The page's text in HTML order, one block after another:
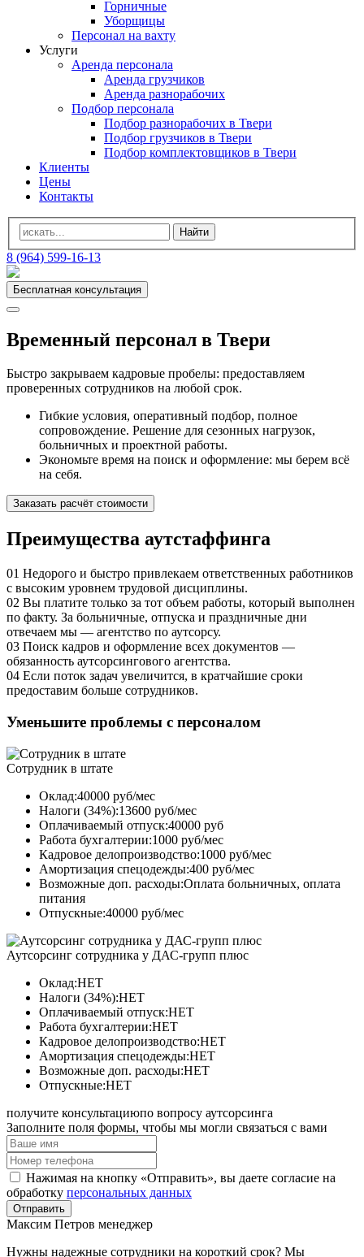
Горничные
Уборщицы
Персонал на вахту
Услуги
Аренда персонала
Аренда грузчиков
Аренда разнорабочих
Подбор персонала
Подбор разнорабочих в Твери
Подбор грузчиков в Твери
Подбор комплектовщиков в Твери
Клиенты
Цены
Контакты
8 (964) 599-16-13
Бесплатная консультация
Временный персонал в Твери
Быстро закрываем кадровые пробелы: предоставляем
проверенных сотрудников на любой срок.
Гибкие условия, оперативный подбор, полное
сопровождение. Решение для сезонных нагрузок,
больничных и проектной работы.
Экономьте время на поиск и оформление: мы берем всё
на себя.
Заказать расчёт стоимости
Преимущества аутстаффинга
01 Недорого и быстро привлекаем ответственных работников
с высоким уровнем трудовой дисциплины.
02 Вы платите только за тот объем работы, который выполнен
по факту. За больничные, отпуска и праздничные дни
отвечаем мы — агентство по аутсорсу.
03 Поиск кадров и оформление всех документов —
обязанность аутсорсингового агентства.
04 Если поток задач увеличится, в кратчайшие сроки
предоставим больше сотрудников.
Уменьшите проблемы с персоналом
Сотрудник в штате
Оклад:40000 руб/мес
Налоги (34%):13600 руб/мес
Оплачиваемый отпуск:40000 руб
Работа бухгалтерии:1000 руб/мес
Кадровое делопроизводство:1000 руб/мес
Амортизация спецодежды:400 руб/мес
Возможные доп. расходы:Оплата больничных, оплата
питания
Отпускные:40000 руб/мес
Аутсорсинг сотрудника у ДАС-групп плюс
Оклад:НЕТ
Налоги (34%):НЕТ
Оплачиваемый отпуск:НЕТ
Работа бухгалтерии:НЕТ
Кадровое делопроизводство:НЕТ
Амортизация спецодежды:НЕТ
Возможные доп. расходы:НЕТ
Отпускные:НЕТ
получите консультациюпо вопросу аутсорсинга
Заполните поля формы, чтобы мы могли связаться с вами
Нажимая на кнопку «Отправить», вы даете согласие на
обработку персональных данных
Отправить
Максим Петров менеджер
Нужны надежные сотрудники на короткий срок? Мы